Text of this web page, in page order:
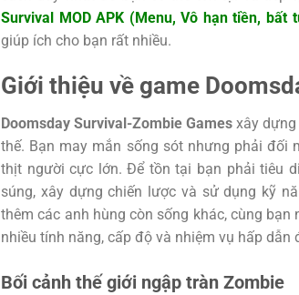
Survival MOD APK (Menu, Vô hạn tiền, bất
giúp ích cho bạn rất nhiều.
Giới thiệu về game
Doomsday Survival-Zombie Games xây
thế. Bạn may mắn sống sót nhưng phải đối
thịt người cực lớn. Để tồn tại bạn phải tiêu
súng, xây dựng chiến lược và sử dụng kỹ
thêm các anh hùng còn sống khác, cùng
nhiều tính năng, cấp độ và nhiệm vụ hấp dẫn
Bối cảnh thế giới ngập tràn Zombie